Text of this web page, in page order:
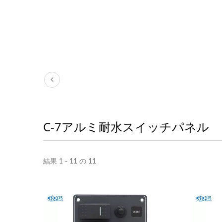
C-7アルミ耐水スイッチパネル
結果 1 - 11 の 11